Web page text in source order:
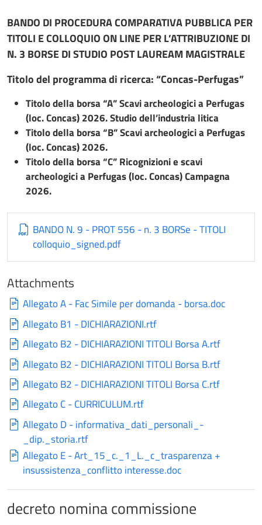
BANDO DI PROCEDURA COMPARATIVA PUBBLICA PER
TITOLI E COLLOQUIO ON LINE PER L’ATTRIBUZIONE DI
N. 3 BORSE DI STUDIO POST LAUREAM MAGISTRALE
Titolo del programma di ricerca: “Concas-Perfugas”
Titolo della borsa “A” Scavi archeologici a Perfugas
(loc. Concas) 2026. Studio dell’industria litica
Titolo della borsa “B” Scavi archeologici a Perfugas
(loc. Concas) 2026.
Titolo della borsa “C” Ricognizioni e scavi
archeologici a Perfugas (loc. Concas) Campagna
2026.
BANDO N. 9 - PROT 556 - n. 3 BORSe - TITOLI
colloquio_signed.pdf
Attachments
Allegato A - Fac Simile per domanda - borsa.doc
Allegato B1 - DICHIARAZIONI.rtf
Allegato B2 - DICHIARAZIONI TITOLI Borsa A.rtf
Allegato B2 - DICHIARAZIONI TITOLI Borsa B.rtf
Allegato B2 - DICHIARAZIONI TITOLI Borsa C.rtf
Allegato C - CURRICULUM.rtf
Allegato D - informativa_dati_personali_-
_dip._storia.rtf
Allegato E - Art_15_c._1_L._c_trasparenza +
insussistenza_conflitto interesse.doc
decreto nomina commissione